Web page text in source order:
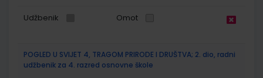
Udžbenik Omot
POGLED U SVIJET 4, TRAGOM PRIRODE I DRUŠTVA; 2. dio, radni
udžbenik za 4. razred osnovne škole